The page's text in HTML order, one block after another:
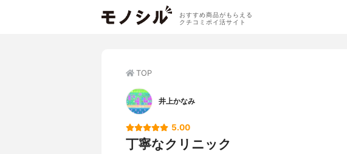
おすすめ商品がもらえる
クチコミポイ活サイト
TOP
井上かなみ
5.00
丁寧なクリニック